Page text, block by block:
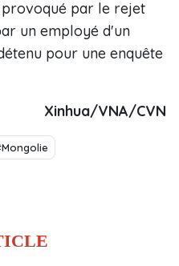
provoqué par le rejet
un employé d'un
pour une enquête
Xinhua/VNA/CVN